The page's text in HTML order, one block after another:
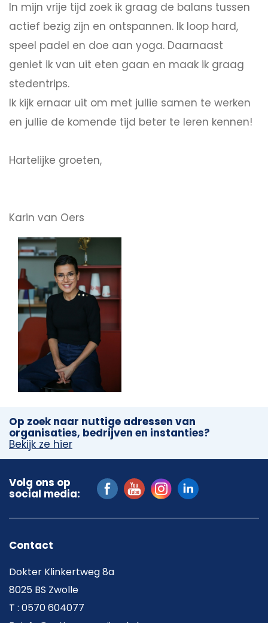
In mijn vrije tijd zoek ik graag de balans tussen
actief bezig zijn en ontspannen. Ik loop hard,
speel padel en doe aan yoga. Daarnaast
geniet ik van uit eten gaan en maak ik graag
stedentrips.
Ik kijk ernaar uit om met jullie samen te werken
en jullie de komende tijd beter te leren kennen!
Hartelijke groeten,
Karin van Oers
Op zoek naar nuttige adressen van
organisaties, bedrijven en instanties?
Bekijk ze hier
Volg ons op
social media:
Contact
Dokter Klinkertweg 8a
8025 BS Zwolle
T : 0570 604077